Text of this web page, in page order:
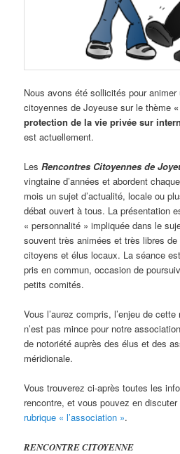
Nous avons été sollicités pour animer
citoyennes de Joyeuse sur le thème
protection de la vie privée sur
est actuellement.
LesRencontres Citoyennes de
vingtaine d’années et abordent
mois un sujet d’actualité, locale ou
débat ouvert à tous. La présentation
« personnalité » impliquée dans le
souvent très animées et très libres
citoyens et élus locaux. La séance
pris en commun, occasion de
petits comités.
Vous l’aurez compris, l’enjeu de
n’est pas mince pour notre
de notoriété auprès des élus et des
méridionale.
Vous trouverez ci-après toutes les
rencontre, et vous pouvez en discuter
rubrique « l’association ».
RENCONTRE CITOYENNE